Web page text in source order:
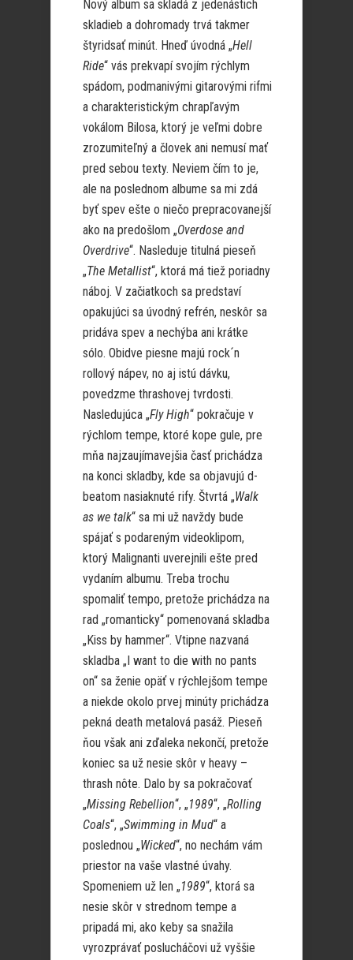
Nový album sa skladá z jedenástich
skladieb a dohromady trvá takmer
štyridsať minút. Hneď úvodná „Hell
Ride“ vás prekvapí svojím rýchlym
spádom, podmanivými gitarovými rifmi
a charakteristickým chrapľavým
vokálom Bilosa, ktorý je veľmi dobre
zrozumiteľný a človek ani nemusí mať
pred sebou texty. Neviem čím to je,
ale na poslednom albume sa mi zdá
byť spev ešte o niečo prepracovanejší
ako na predošlom „Overdose and
Overdrive“. Nasleduje titulná pieseň
„The Metallist“, ktorá má tiež poriadny
náboj. V začiatkoch sa predstaví
opakujúci sa úvodný refrén, neskôr sa
pridáva spev a nechýba ani krátke
sólo. Obidve piesne majú rock´n
rollový nápev, no aj istú dávku,
povedzme thrashovej tvrdosti.
Nasledujúca „Fly High“ pokračuje v
rýchlom tempe, ktoré kope gule, pre
mňa najzaujímavejšia časť prichádza
na konci skladby, kde sa objavujú d-
beatom nasiaknuté rify. Štvrtá „Walk
as we talk“ sa mi už navždy bude
spájať s podareným videoklipom,
ktorý Malignanti uverejnili ešte pred
vydaním albumu. Treba trochu
spomaliť tempo, pretože prichádza na
rad „romanticky“ pomenovaná skladba
„Kiss by hammer“. Vtipne nazvaná
skladba „I want to die with no pants
on“ sa ženie opäť v rýchlejšom tempe
a niekde okolo prvej minúty prichádza
pekná death metalová pasáž. Pieseň
ňou však ani zďaleka nekončí, pretože
koniec sa už nesie skôr v heavy –
thrash nôte. Dalo by sa pokračovať
„Missing Rebellion“, „1989“, „Rolling
Coals“, „Swimming in Mud“ a
poslednou „Wicked“, no nechám vám
priestor na vaše vlastné úvahy.
Spomeniem už len „1989“, ktorá sa
nesie skôr v strednom tempe a
pripadá mi, ako keby sa snažila
vyrozprávať poslucháčovi už vyššie